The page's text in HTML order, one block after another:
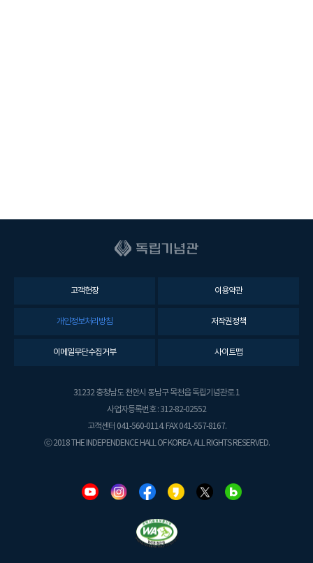
고객헌장 이용약관
개인정보처리방침 저작권정책
이메일무단수집거부 사이트맵
31232 충청남도 천안시 동남구 목천읍 독립기념관로 1
사업자등록번호 : 312-82-02552
고객센터 041-560-0114. FAX 041-557-8167.
ⓒ 2018 THE INDEPENDENCE HALL OF KOREA. ALL RIGHTS RESERVED.